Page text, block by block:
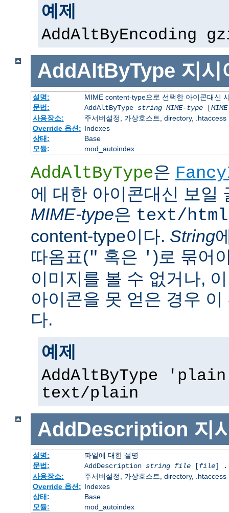
예제
AddAltByEncoding
AddAltByType 지시
설명:
MIME content-type으로 선택한 아이콘대신
문법:
AddAltByType string MIME-type[
사용장소:
주서버설정, 가상호스트, directory, .htaccess
Override 옵션: Indexes
상태:
Base
모듈:
mod_autoindex
AddAltByType은
에 대한 아이콘대신 보일
MIME-type은 text/html
content-type이다. String
따옴표(" 혹은 ' )로 묶어
이미지를 볼 수 없거나,
아이콘을 못 얻은 경우
다.
예제
AddAltByType
text/plain
AddDescription 지
설명:
파일에 대한 설명
문법:
AddDescription string file[file]
사용장소:
주서버설정, 가상호스트, directory, .htaccess
Override 옵션: Indexes
상태:
Base
모듈:
mod_autoindex